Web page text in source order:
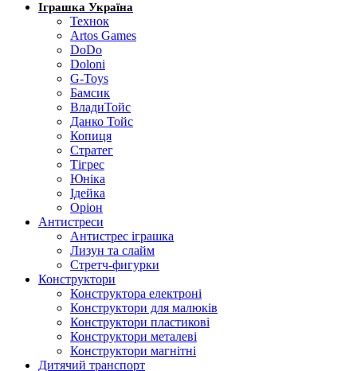
Іграшка Україна
Технок
Artos Games
DoDo
Doloni
G-Toys
Бамсик
ВладиТойс
Данко Тойс
Копиця
Стратег
Тігрес
Юніка
Ідейка
Оріон
Антистреси
Антистрес іграшка
Лизун та слайм
Стретч-фигурки
Конструктори
Конструктора електроні
Конструктори для малюків
Конструктори пластикові
Конструктори металеві
Конструктори магнітні
Дитячий транспорт